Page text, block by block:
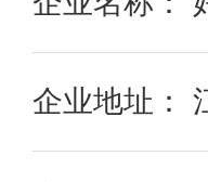
企业地址：